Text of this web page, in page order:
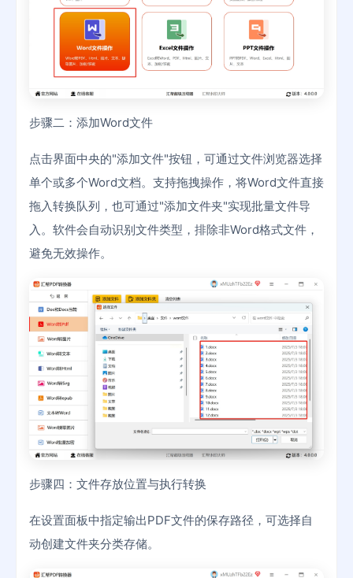
步骤二：添加Word文件
点击界面中央的"添加文件"按钮，可通过文件浏览器选择
单个或多个Word文档。支持拖拽操作，将Word文件直接
拖入转换队列，也可通过"添加文件夹"实现批量文件导
入。软件会自动识别文件类型，排除非Word格式文件，
避免无效操作。
步骤四：文件存放位置与执行转换
在设置面板中指定输出PDF文件的保存路径，可选择自
动创建文件夹分类存储。